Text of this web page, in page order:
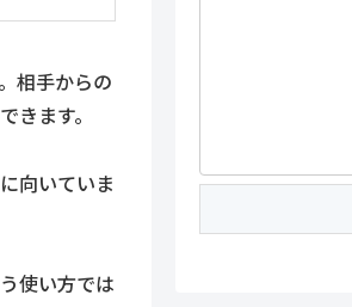
相手からの
ます。
向いていま
使い方では